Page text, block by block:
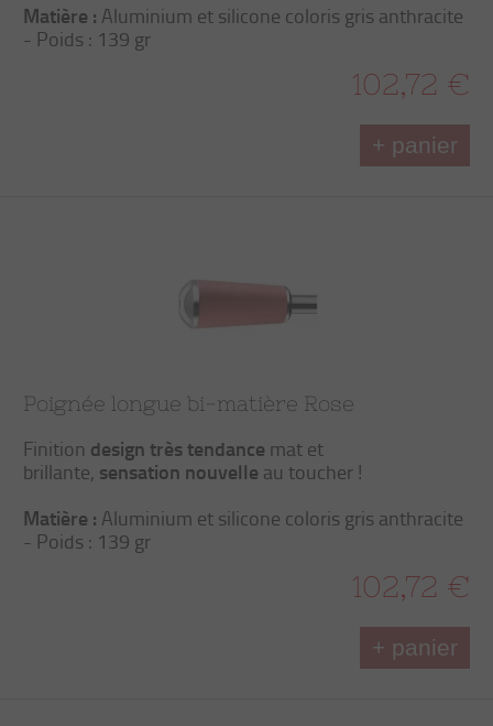
Matière : Aluminium et silicone coloris gris anthracite
- Poids : 139 gr
102,72 €
+ panier
Poignée longue bi-matière Rose
Finition design très tendance mat et
brillante, sensation nouvelle au toucher !
Matière : Aluminium et silicone coloris gris anthracite
- Poids : 139 gr
102,72 €
+ panier